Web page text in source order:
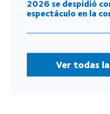
2026 se despidió
espectáculo en la
Ver todas